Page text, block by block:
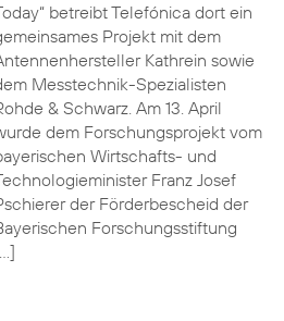
betreibt Telefónica dort ein
Projekt mit dem
Kathrein sowie
Messtechnik-Spezialisten
& Schwarz. Am 13. April
dem Forschungsprojekt vom
Wirtschafts- und
Franz Josef
der Förderbescheid der
Forschungsstiftung